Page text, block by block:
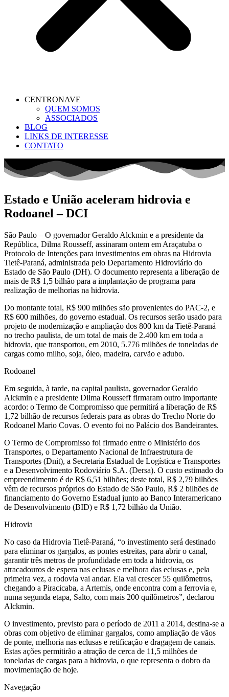
CENTRONAVE
QUEM SOMOS
ASSOCIADOS
BLOG
LINKS DE INTERESSE
CONTATO
Estado e União aceleram hidrovia e
Rodoanel – DCI
São Paulo – O governador Geraldo Alckmin e a presidente da
República, Dilma Rousseff, assinaram ontem em Araçatuba o
Protocolo de Intenções para investimentos em obras na Hidrovia
Tietê-Paraná, administrada pelo Departamento Hidroviário do
Estado de São Paulo (DH). O documento representa a liberação de
mais de R$ 1,5 bilhão para a implantação de programa para
realização de melhorias na hidrovia.
Do montante total, R$ 900 milhões são provenientes do PAC-2, e
R$ 600 milhões, do governo estadual. Os recursos serão usado para
projeto de modernização e ampliação dos 800 km da Tietê-Paraná
no trecho paulista, de um total de mais de 2.400 km em toda a
hidrovia, que transportou, em 2010, 5.776 milhões de toneladas de
cargas como milho, soja, óleo, madeira, carvão e adubo.
Rodoanel
Em seguida, à tarde, na capital paulista, governador Geraldo
Alckmin e a presidente Dilma Rousseff firmaram outro importante
acordo: o Termo de Compromisso que permitirá a liberação de R$
1,72 bilhão de recursos federais para as obras do Trecho Norte do
Rodoanel Mario Covas. O evento foi no Palácio dos Bandeirantes.
O Termo de Compromisso foi firmado entre o Ministério dos
Transportes, o Departamento Nacional de Infraestrutura de
Transportes (Dnit), a Secretaria Estadual de Logística e Transportes
e a Desenvolvimento Rodoviário S.A. (Dersa). O custo estimado do
empreendimento é de R$ 6,51 bilhões; deste total, R$ 2,79 bilhões
vêm de recursos próprios do Estado de São Paulo, R$ 2 bilhões de
financiamento do Governo Estadual junto ao Banco Interamericano
de Desenvolvimento (BID) e R$ 1,72 bilhão da União.
Hidrovia
No caso da Hidrovia Tietê-Paraná, “o investimento será destinado
para eliminar os gargalos, as pontes estreitas, para abrir o canal,
garantir três metros de profundidade em toda a hidrovia, os
atracadouros de espera nas eclusas e melhora das eclusas e, pela
primeira vez, a rodovia vai andar. Ela vai crescer 55 quilômetros,
chegando a Piracicaba, a Artemis, onde encontra com a ferrovia e,
numa segunda etapa, Salto, com mais 200 quilômetros”, declarou
Alckmin.
O investimento, previsto para o período de 2011 a 2014, destina-se a
obras com objetivo de eliminar gargalos, como ampliação de vãos
de ponte, melhoria nas eclusas e retificação e dragagem de canais.
Estas ações permitirão a atração de cerca de 11,5 milhões de
toneladas de cargas para a hidrovia, o que representa o dobro da
movimentação de hoje.
Navegação